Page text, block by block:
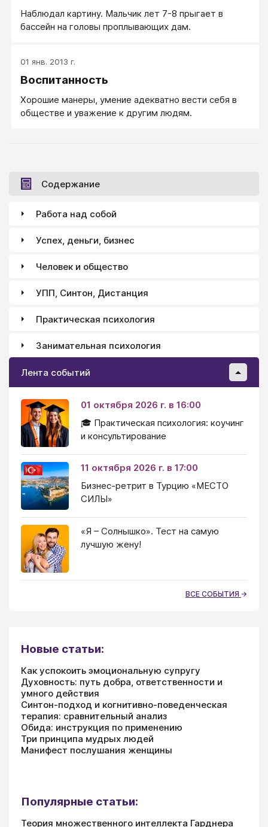
Наблюдал картину. Мальчик лет 7-8 прыгает в
бассейн на головы проплывающих дам.
01 янв. 2013 г.
Воспитанность
Хорошие манеры, умение адекватно вести себя в
обществе и уважение к другим людям.
Содержание
Работа над собой
Успех, деньги, бизнес
Человек и общество
УПП, Синтон, Дистанция
Практическая психология
Занимательная психология
Лента событий
01 октября 2026 г. в 16:00
🎓 Практическая психология: коучинг
и консультирование
11 октября 2026 г. в 17:00
Бизнес-ретрит в Турцию «МЕСТО
СИЛЫ»
«Я – Солнышко». Тест на самую
лучшую жену!
ВСЕ СОБЫТИЯ
Новые статьи:
Как успокоить эмоциональную супругу
Духовность: путь добра, ответственности и
умного действия
Синтон-подход и когнитивно-поведенческая
терапия: сравнительный анализ
Обида: инструкция по применению
Три принципа мудрых людей
Манифест послушания женщины
Популярные статьи:
Теория множественного интеллекта Гарднера